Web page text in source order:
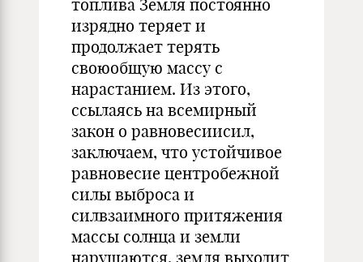
топлива Земля постоянно
изрядно теряет и
продолжает терять
своюобщую массу с
нарастанием. Из этого,
ссылаясь на всемирный
закон о равновесиисил,
заключаем, что устойчивое
равновесие центробежной
силы выброса и
силвзаимного притяжения
массы солнца и земли
нарушаются, земля выходит